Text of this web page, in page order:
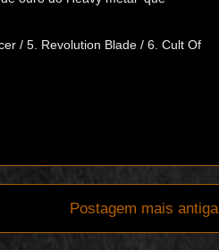
/ 5. Revolution Blade / 6. Cult Of
Postagem mais antiga